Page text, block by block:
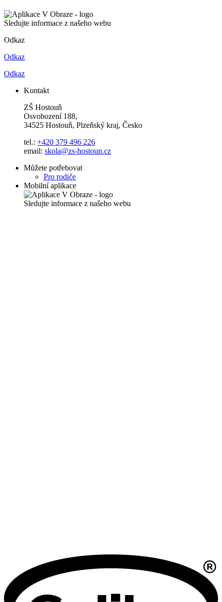
Sledujte informace z našeho webu
Odkaz
Odkaz
Odkaz
Kontakt
ZŠ Hostouň
Osvobození 188,
34525 Hostouň, Plzeňský kraj, Česko
tel.: +420 379 496 226
email: skola@zs-hostoun.cz
Můžete potřebovat
Pro rodiče
Mobilní aplikace
Sledujte informace z našeho webu